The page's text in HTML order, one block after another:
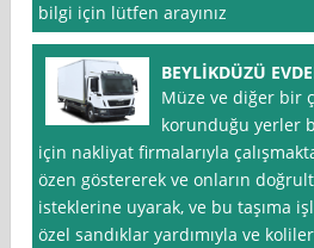
bilgi için lütfen arayınız
BEYLİKDÜZÜ
Müze ve diğer bir
korunduğu yerler
için nakliyat firmalarıyla
özen göstererek ve onların
isteklerine uyarak, ve bu taşıma
özel sandıklar yardımıyla ve